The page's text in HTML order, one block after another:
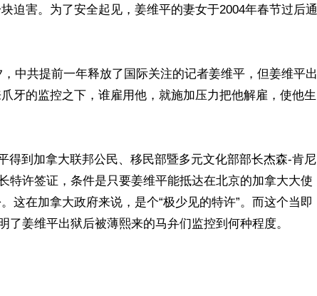
迫害。为了安全起见，姜维平的妻女于2004年春节过后通
中共提前一年释放了国际关注的记者姜维平，但姜维平出
牙的监控之下，谁雇用他，就施加压力把他解雇，使他生
得到加拿大联邦公民、移民部暨多元文化部部长杰森-肯尼
特许签证，条件是只要姜维平能抵达在北京的加拿大大使
这在加拿大政府来说，是个“极少见的特许”。而这个当即
了姜维平出狱后被薄熙来的马弁们监控到何种程度。